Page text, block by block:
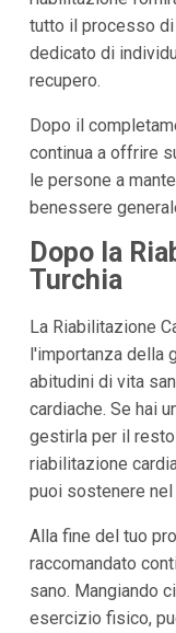
tutto il processo di
dedicato di
recupero.
Dopo il
continua a offrire
le persone a
benessere
Dopo la
Turchia
La Riabilitazione
l'importanza della
abitudini di vita
cardiache. Se hai
gestirla per il
riabilitazione
puoi sostenere nel
Alla fine del tuo
raccomandato
sano. Mangiando
esercizio fisico,